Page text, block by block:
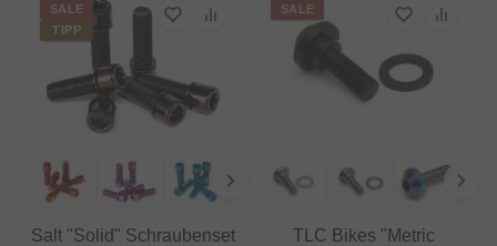
SALE
TIPP
Salt "Solid" Schraubenset
SALE
TLC Bikes "Metric